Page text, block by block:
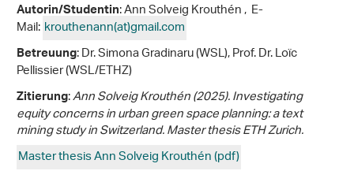
Autorin/Studentin: Ann Solveig Krouthén , E-
Mail:krouthenann(at)gmail.com
Betreuung: Dr. Simona Gradinaru (WSL), Prof. Dr. Loïc
Pellissier (WSL/ETHZ)
Zitierung:Ann Solveig Krouthén (2025). Investigating
equity concerns in urban green space planning: a text
mining study in Switzerland. Master thesis ETH Zurich.
Master thesis Ann Solveig Krouthén (pdf)